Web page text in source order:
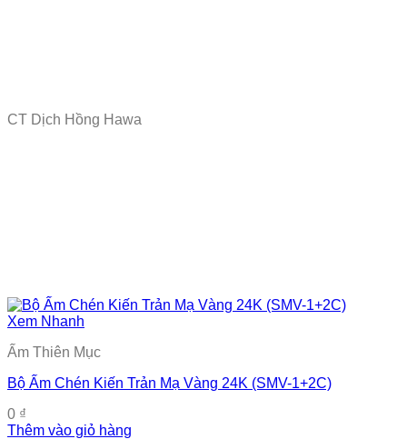
CT Dịch Hồng Hawa
Xem Nhanh
Ấm Thiên Mục
Bộ Ấm Chén Kiến Trản Mạ Vàng 24K (SMV-1+2C)
0 ₫
Thêm vào giỏ hàng